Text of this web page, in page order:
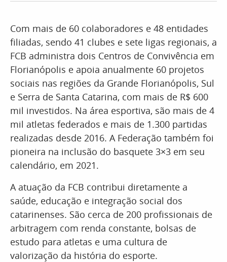
Com mais de 60 colaboradores e 48 entidades
filiadas, sendo 41 clubes e sete ligas regionais, a
FCB administra dois Centros de Convivência em
Florianópolis e apoia anualmente 60 projetos
sociais nas regiões da Grande Florianópolis, Sul
e Serra de Santa Catarina, com mais de R$ 600
mil investidos. Na área esportiva, são mais de 4
mil atletas federados e mais de 1.300 partidas
realizadas desde 2016. A Federação também foi
pioneira na inclusão do basquete 3×3 em seu
calendário, em 2021.
A atuação da FCB contribui diretamente a
saúde, educação e integração social dos
catarinenses. São cerca de 200 profissionais de
arbitragem com renda constante, bolsas de
estudo para atletas e uma cultura de
valorização da história do esporte.